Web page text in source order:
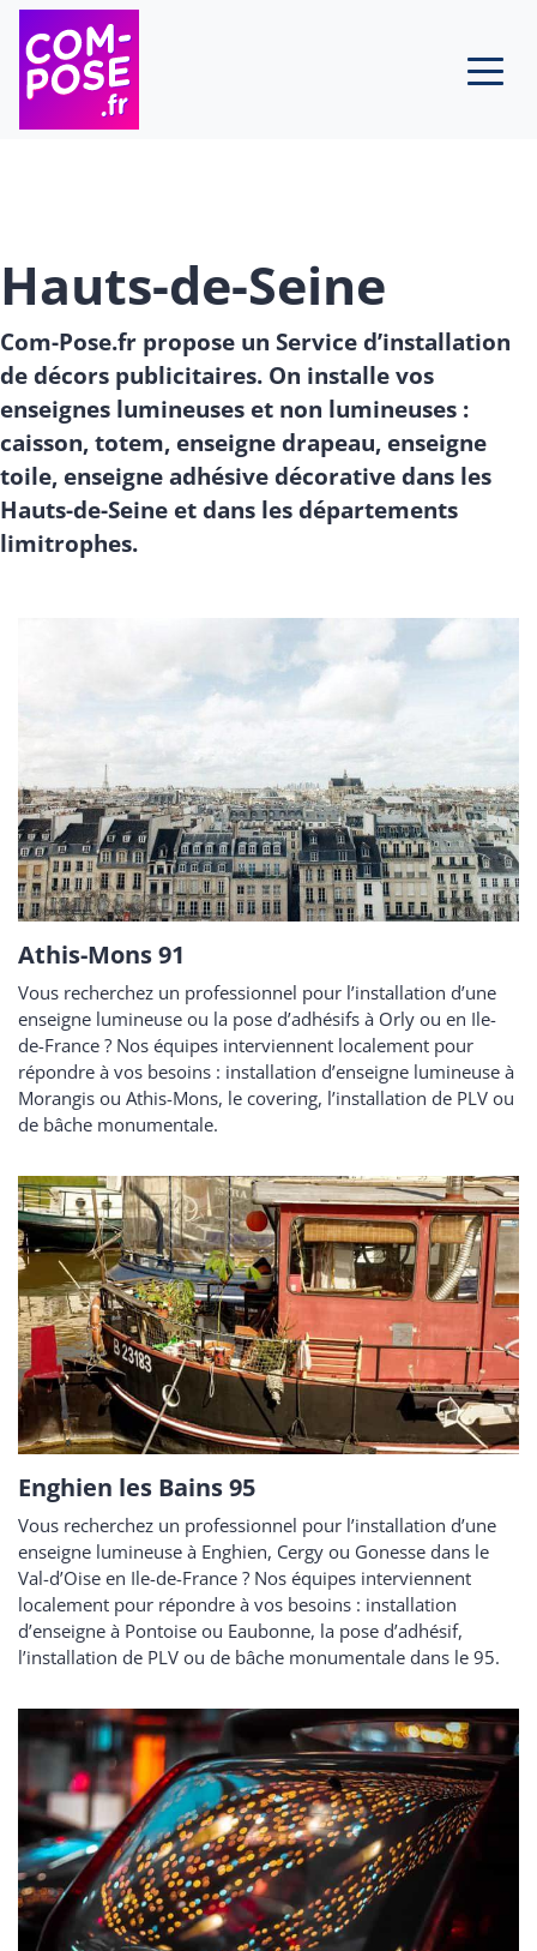
Skip to content
Hauts-de-Seine
Com-Pose.fr propose un Service d’installation
de décors publicitaires. On installe vos
enseignes lumineuses et non lumineuses :
caisson, totem, enseigne drapeau, enseigne
toile, enseigne adhésive décorative dans les
Hauts-de-Seine et dans les départements
limitrophes.
Athis-Mons 91
Vous recherchez un professionnel pour l’installation d’une
enseigne lumineuse ou la pose d’adhésifs à Orly ou en Ile-
de-France ? Nos équipes interviennent localement pour
répondre à vos besoins : installation d’enseigne lumineuse à
Morangis ou Athis-Mons, le covering, l’installation de PLV ou
de bâche monumentale.
Enghien les Bains 95
Vous recherchez un professionnel pour l’installation d’une
enseigne lumineuse à Enghien, Cergy ou Gonesse dans le
Val-d’Oise en Ile-de-France ? Nos équipes interviennent
localement pour répondre à vos besoins : installation
d’enseigne à Pontoise ou Eaubonne, la pose d’adhésif,
l’installation de PLV ou de bâche monumentale dans le 95.